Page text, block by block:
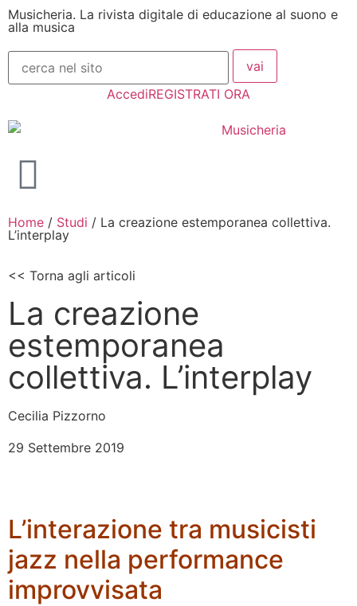
Musicheria. La rivista digitale di educazione al suono e
alla musica
AccediREGISTRATI ORA
Home / Studi / La creazione estemporanea collettiva.
L’interplay
<< Torna agli articoli
La creazione
estemporanea
collettiva. L’interplay
Cecilia Pizzorno
29 Settembre 2019
L’interazione tra musicisti
jazz nella performance
improvvisata